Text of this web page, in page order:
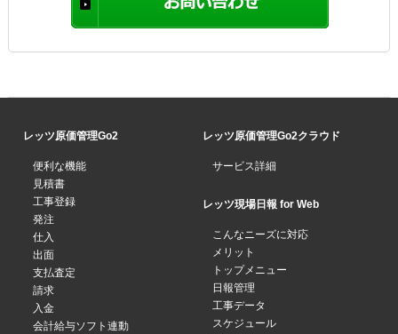
レッツ原価管理Go2
便利な機能
見積書
工事登録
発注
仕入
出面
支払査定
請求
入金
会計給与ソフト連動
レッツ原価管理Go2クラウド
サービス詳細
レッツ現場日報 for Web
こんなニーズに対応
メリット
トップメニュー
日報管理
工事データ
スケジュール